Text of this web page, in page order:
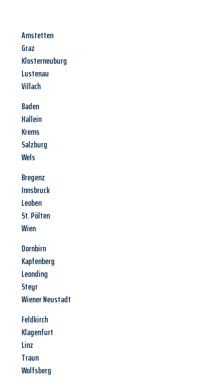
Amstetten
Graz
Klosterneuburg
Lustenau
Villach
Baden
Hallein
Krems
Salzburg
Wels
Bregenz
Innsbruck
Leoben
St. Pölten
Wien
Dornbirn
Kapfenberg
Leonding
Steyr
Wiener Neustadt
Feldkirch
Klagenfurt
Linz
Traun
Wolfsberg